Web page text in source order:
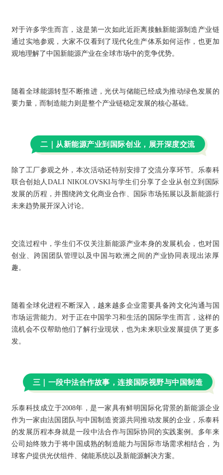
对于许多学生而言，这是第一次如此近距离接触新能源制造产业链
通过实地参观，大家不仅看到了现代化生产体系如何运作，也更加
观地理解了中国新能源产业在全球市场中的竞争优势。
随着全球能源转型不断推进，光伏与储能已经成为推动绿色发展的
要力量，而制造能力则是整个产业链稳定发展的核心基础。
二｜从新能源产业到国际创业，展开深度交流
除了工厂参观之外，本次活动还特别安排了交流分享环节。乐泰科
联合创始人DALI NIKOLOVSKI与学生们分享了企业从创立到国际
发展的历程，并围绕跨文化商业合作、国际市场拓展以及新能源行
未来趋势展开深入讨论。
交流过程中，学生们不仅关注新能源产业本身的发展机会，也对国
创业、跨国团队管理以及中国与欧洲之间的产业协同表现出浓厚
趣。
随着全球化进程不断深入，越来越多企业需要具备跨文化沟通与国
市场运营能力。对于正在中国学习和生活的国际学生而言，这样的
流机会不仅帮助他们了解行业现状，也为未来职业发展提供了更多
发。
三｜一段中法合作故事，连接国际视野与中国制造
乐泰科技成立于2008年，是一家具有鲜明国际化背景的新能源企业
作为一家由法国团队与中国制造资源共同推动发展的企业，乐泰科
的发展历程本身就是一段中法合作与国际协同的实践案例。多年来
公司始终致力于将中国成熟的制造能力与国际市场需求相结合， 为
球客户提供光伏组件、储能系统以及新能源解决方案。